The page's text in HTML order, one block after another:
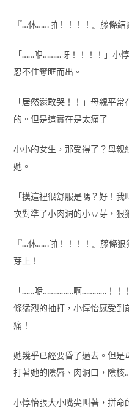
『…休……啪！！！！』藤條
「……咿………呀！！！！」小
忍不住奪眶而出。
「居然還敢哭！！」母親平
的。但是這實在是太痛了
小小的女生，那受得了？母親
她。
「摸這裡很舒服是嗎？好！
次對準了小肉洞的小豆芽，狠
『…休……啪！！！！』藤條
芽上！
「……咿……………啊…………！！
條猛烈的抽打，小惇怡感受到
痛！
她幾乎已經要昏了過去。但是
打著她的陰唇、肉洞口，陰核
小惇怡張大小嘴尖叫著，拼命